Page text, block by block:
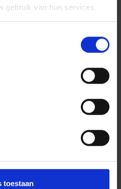
gebruik van hun services.
toestaan
en Inburgering Hilde
bezoek aan het pilootproject